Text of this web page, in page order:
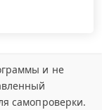
и не
самопроверки.